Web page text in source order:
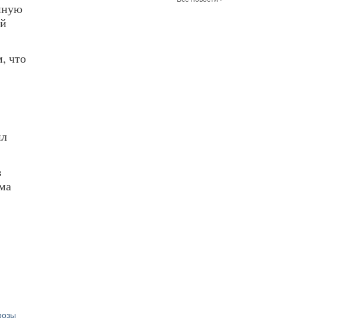
что